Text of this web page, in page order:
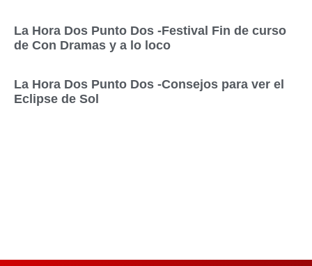
La Hora Dos Punto Dos -Festival Fin de curso
de Con Dramas y a lo loco
La Hora Dos Punto Dos -Consejos para ver el
Eclipse de Sol